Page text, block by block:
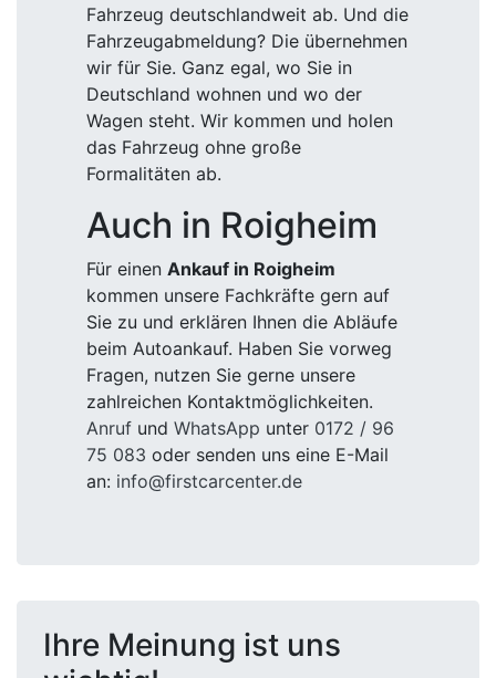
Fahrzeug deutschlandweit ab. Und die
Fahrzeugabmeldung? Die übernehmen
wir für Sie. Ganz egal, wo Sie in
Deutschland wohnen und wo der
Wagen steht. Wir kommen und holen
das Fahrzeug ohne große
Formalitäten ab.
Auch in Roigheim
Für einen Ankauf in Roigheim
kommen unsere Fachkräfte gern auf
Sie zu und erklären Ihnen die Abläufe
beim Autoankauf. Haben Sie vorweg
Fragen, nutzen Sie gerne unsere
zahlreichen Kontaktmöglichkeiten.
Anruf und WhatsApp unter 0172 / 96
75 083 oder senden uns eine E-Mail
an: info@firstcarcenter.de
Ihre Meinung ist uns